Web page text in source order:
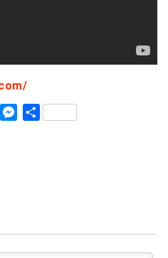
TwitterMessenger
Share